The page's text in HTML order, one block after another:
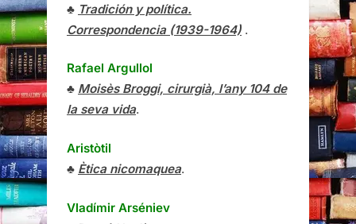
♣ Tradición y política.
Correspondencia (1939-1964) .
Rafael Argullol
♣ Moisès Broggi, cirurgià, l’any 104 de
la seva vida.
Aristòtil
♣ Ètica nicomaquea.
Vladímir Arséniev